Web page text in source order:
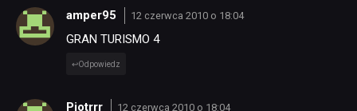
amper95 12 czerwca 2010 o 18:04
GRAN TURISMO 4
Odpowiedz
Piotrrr 12 czerwca 2010 o 18:04